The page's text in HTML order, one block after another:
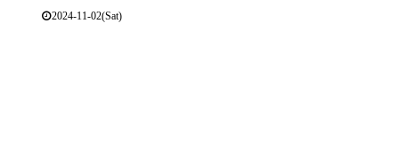
2024-11-02(Sat)